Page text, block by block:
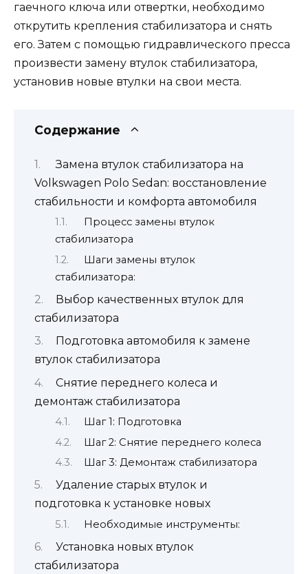
гаечного ключа или отвертки, необходимо
открутить крепления стабилизатора и снять
его. Затем с помощью гидравлического пресса
произвести замену втулок стабилизатора,
установив новые втулки на свои места.
Содержание
Замена втулок стабилизатора на
Volkswagen Polo Sedan: восстановление
стабильности и комфорта автомобиля
Процесс замены втулок
стабилизатора
Шаги замены втулок
стабилизатора:
Выбор качественных втулок для
стабилизатора
Подготовка автомобиля к замене
втулок стабилизатора
Снятие переднего колеса и
демонтаж стабилизатора
Шаг 1: Подготовка
Шаг 2: Снятие переднего колеса
Шаг 3: Демонтаж стабилизатора
Удаление старых втулок и
подготовка к установке новых
Необходимые инструменты:
Установка новых втулок
стабилизатора